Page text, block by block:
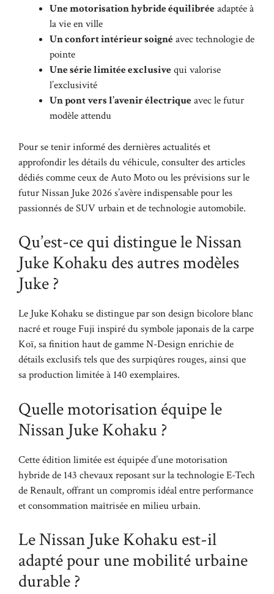
Une motorisation hybride équilibréeadaptée à
la vie en ville
Un confort intérieur soignéavec technologie de
pointe
Une série limitée exclusivequi valorise
l’exclusivité
Un pont vers l’avenir électriqueavec le futur
modèle attendu
Pour se tenir informé des dernières actualités et
approfondir les détails du véhicule, consulter des articles
dédiés comme ceux deAuto Motoou les prévisions sur le
futur Nissan Juke 2026s’avère indispensable pour les
passionnés de SUV urbain et de technologie automobile.
Qu’est-ce qui distingue le Nissan
Juke Kohaku des autres modèles
Juke ?
Le Juke Kohaku se distingue par son design bicolore blanc
nacré et rouge Fuji inspiré du symbole japonais de la carpe
Koï, sa finition haut de gamme N-Design enrichie de
détails exclusifs tels que des surpiqûres rouges, ainsi que
sa production limitée à 140 exemplaires.
Quelle motorisation équipe le
Nissan Juke Kohaku ?
Cette édition limitée est équipée d’une motorisation
hybride de 143 chevaux reposant sur la technologie E-Tech
de Renault, offrant un compromis idéal entre performance
et consommation maîtrisée en milieu urbain.
Le Nissan Juke Kohaku est-il
adapté pour une mobilité urbaine
durable ?